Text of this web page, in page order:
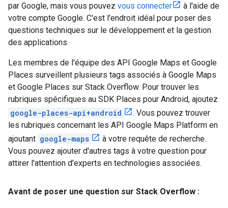
par Google, mais vous pouvez vous connecter
à l'aide de
votre compte Google. C'est l'endroit idéal pour poser des
questions techniques sur le développement et la gestion
des applications.
Les membres de l'équipe des API Google Maps et Google
Places surveillent plusieurs tags associés à Google Maps
et Google Places sur Stack Overflow. Pour trouver les
rubriques spécifiques au SDK Places pour Android, ajoutez
google-places-api+android
. Vous pouvez trouver
les rubriques concernant les API Google Maps Platform en
ajoutant google-maps
à votre requête de recherche.
Vous pouvez ajouter d'autres tags à votre question pour
attirer l'attention d'experts en technologies associées.
Avant de poser une question sur Stack Overflow :